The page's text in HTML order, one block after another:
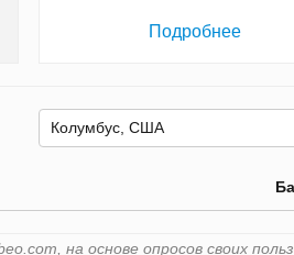
Подробнее
на основе опросов своих